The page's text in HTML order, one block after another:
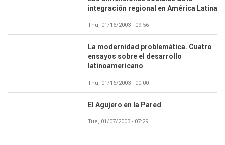
integración regional en América Latina
Thu, 01/16/2003 - 09:56
La modernidad problemática. Cuatro
ensayos sobre el desarrollo
latinoamericano
Thu, 01/16/2003 - 00:00
El Agujero en la Pared
Tue, 01/07/2003 - 07:29